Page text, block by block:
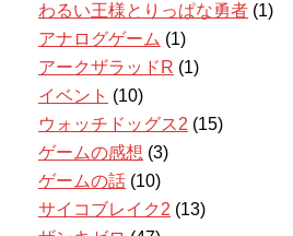
わるい王様とりっぱな勇者 (1)
アナログゲーム (1)
アークザラッドR (1)
イベント (10)
ウォッチドッグス2 (15)
ゲームの感想 (3)
ゲームの話 (10)
サイコブレイク2 (13)